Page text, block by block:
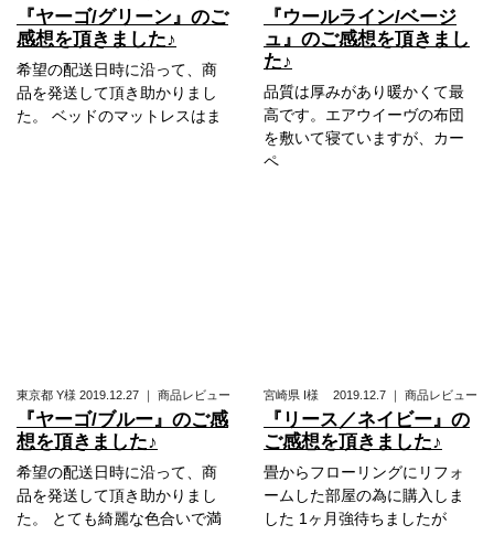
『ヤーゴ/グリーン』のご
感想を頂きました♪
希望の配送日時に沿って、商
品を発送して頂き助かりまし
た。 ベッドのマットレスはま
『ウールライン/ベージ
ュ』のご感想を頂きまし
た♪
品質は厚みがあり暖かくて最
高です。エアウイーヴの布団
を敷いて寝ていますが、カー
ペ
東京都 Y様 2019.12.27 ｜ 商品レビュー
『ヤーゴ/ブルー』のご感
想を頂きました♪
希望の配送日時に沿って、商
品を発送して頂き助かりまし
た。 とても綺麗な色合いで満
宮崎県 I様 2019.12.7 ｜ 商品レビュー
『リース／ネイビー』の
ご感想を頂きました♪
畳からフローリングにリフォ
ームした部屋の為に購入しま
した 1ヶ月強待ちましたが